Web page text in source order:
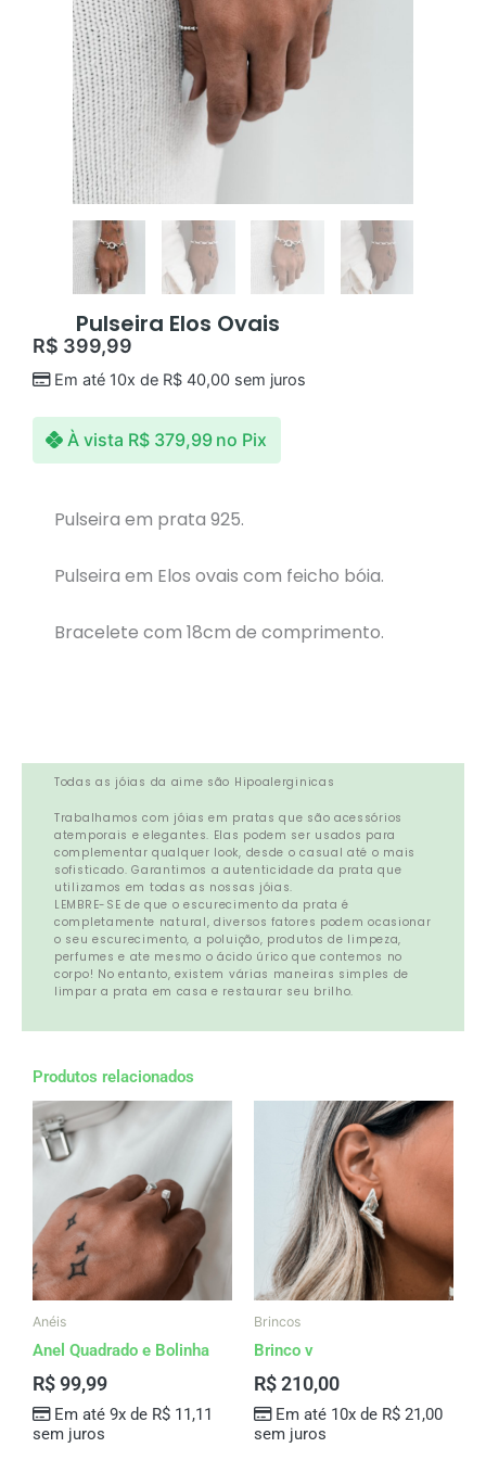
Pulseira Elos Ovais
R$ 399,99
Em até 10x de R$40,00sem juros
À vista R$379,99 no Pix
Pulseira em prata 925.
Pulseira em Elos ovais com feicho bóia.
Bracelete com 18cm de comprimento.
Todas as jóias da aime são Hipoalerginicas
Trabalhamos com jóias em pratas que são acessórios
atemporais e elegantes. Elas podem ser usados para
complementar qualquer look, desde o casual até o mais
sofisticado. Garantimos a autenticidade da prata que
utilizamos em todas as nossas jóias.
LEMBRE-SE de que o escurecimento da prata é
completamente natural, diversos fatores podem ocasionar
o seu escurecimento, a poluição, produtos de limpeza,
perfumes e ate mesmo o ácido úrico que contemos no
corpo! No entanto, existem várias maneiras simples de
limpar a prata em casa e restaurar seu brilho.
Produtos relacionados
Anéis
Anel Quadrado e Bolinha
R$99,99
Em até 9x de R$11,11
sem juros
Brincos
Brinco v
R$210,00
Em até 10x de R$21,00
sem juros